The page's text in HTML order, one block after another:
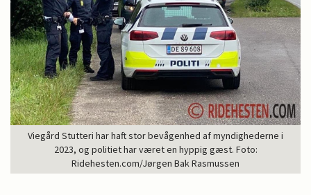
Viegård Stutteri har haft stor bevågenhed af myndighederne i
2023, og politiet har været en hyppig gæst. Foto:
Ridehesten.com/Jørgen Bak Rasmussen